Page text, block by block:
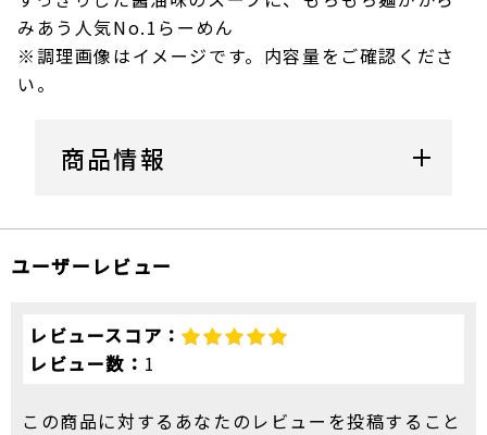
みあう人気No.1らーめん
※調理画像はイメージです。内容量をご確認くださ
い。
商品情報
ユーザーレビュー
レビュースコア：
レビュー数： 1
この商品に対するあなたのレビューを投稿すること